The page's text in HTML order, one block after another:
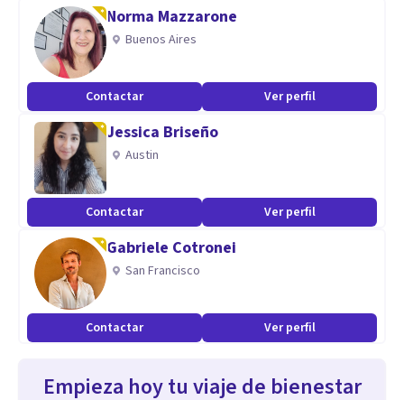
Norma Mazzarone
Buenos Aires
Contactar Ver perfil
Jessica Briseño
Austin
Contactar Ver perfil
Gabriele Cotronei
San Francisco
Contactar Ver perfil
Empieza hoy tu viaje de bienestar